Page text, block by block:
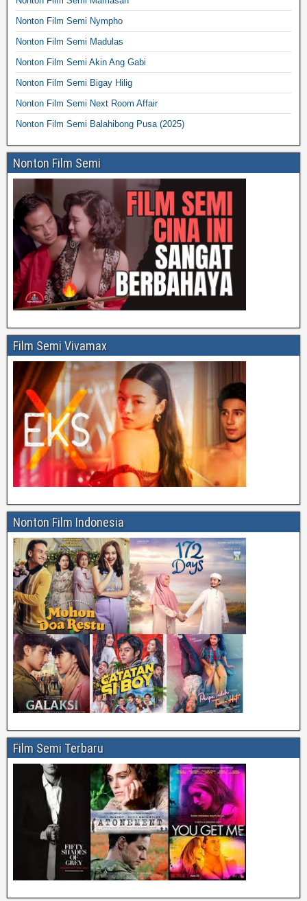
Nonton Film Semi Nympho
Nonton Film Semi Madulas
Nonton Film Semi Akin Ang Gabi
Nonton Film Semi Bigay Hilig
Nonton Film Semi Next Room Affair
Nonton Film Semi Balahibong Pusa (2025)
Nonton Film Semi
Film Semi Vivamax
Nonton Film Indonesia
Film Semi Terbaru